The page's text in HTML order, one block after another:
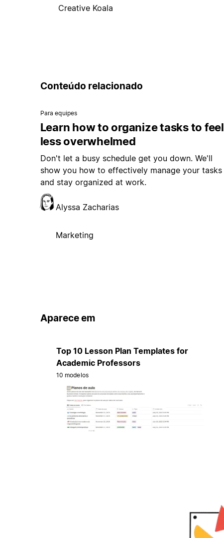
Creative Koala
Conteúdo relacionado
Para equipes
Learn how to organize tasks to feel
less overwhelmed
Don't let a busy schedule get you down. We'll
show you how to effectively manage your tasks
and stay organized at work.
Alyssa Zacharias
Marketing
Aparece em
Top 10 Lesson Plan Templates for
Academic Professors
10 modelos